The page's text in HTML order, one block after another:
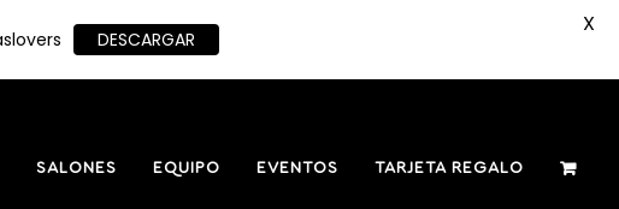
SALONES EQUIPO EVENTOS TARJETA REGALO
DESCARGAR
X